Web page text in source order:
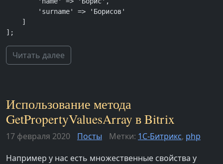
];
Читать далее
Использование метода
GetPropertyValuesArray в Bitrix
17 февраля 2020 Посты Метки: 1С-Битрикс, php
Например у нас есть множественные свойства у